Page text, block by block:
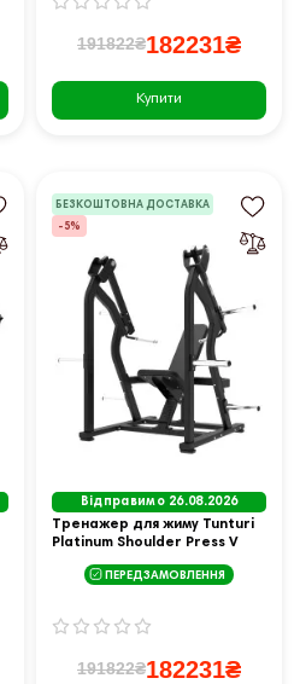
191822₴182231₴
Купити
БЕЗКОШТОВНА ДОСТАВКА
-5%
Відправимо 26.08.2026
Тренажер для жиму Tunturi
Platinum Shoulder Press V
ПЕРЕДЗАМОВЛЕННЯ
191822₴182231₴